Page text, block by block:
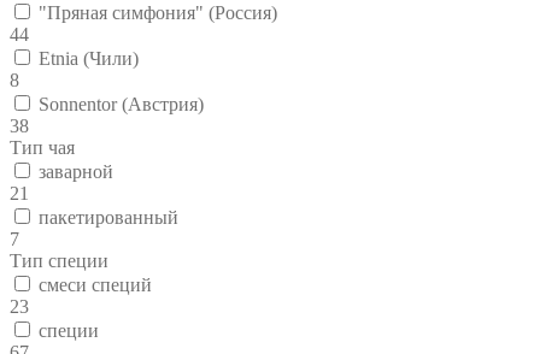
"Пряная симфония" (Россия)
44
Etnia (Чили)
8
Sonnentor (Австрия)
38
Тип чая
заварной
21
пакетированный
7
Тип специи
смеси специй
23
специи